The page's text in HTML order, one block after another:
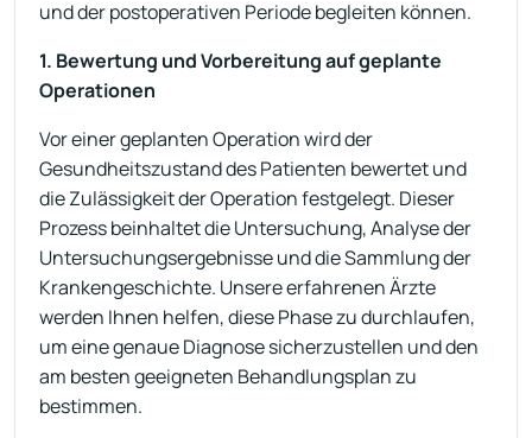
und der postoperativen Periode begleiten können.
1. Bewertung und Vorbereitung auf geplante
Operationen
Vor einer geplanten Operation wird der
Gesundheitszustand des Patienten bewertet und
die Zulässigkeit der Operation festgelegt. Dieser
Prozess beinhaltet die Untersuchung, Analyse der
Untersuchungsergebnisse und die Sammlung der
Krankengeschichte. Unsere erfahrenen Ärzte
werden Ihnen helfen, diese Phase zu durchlaufen,
um eine genaue Diagnose sicherzustellen und den
am besten geeigneten Behandlungsplan zu
bestimmen.